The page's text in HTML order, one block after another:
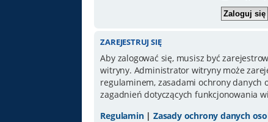
ZAREJESTRUJ SIĘ
Aby zalogować się, musisz być
witryny. Administrator witryny może
regulaminem, zasadami ochrony danych
zagadnień dotyczących funkcjonowania
Regulamin|Zasady ochrony danych